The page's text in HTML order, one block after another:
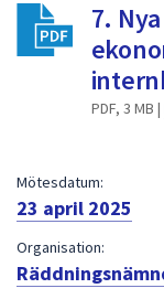
7.
PDF, 3 MB |
Mötesdatum:
23 april 2025
Organisation: